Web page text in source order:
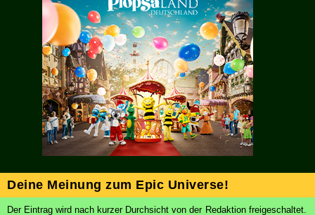
Deine Meinung zum Epic Universe!
Der Eintrag wird nach kurzer Durchsicht von der Redaktion freigeschaltet.